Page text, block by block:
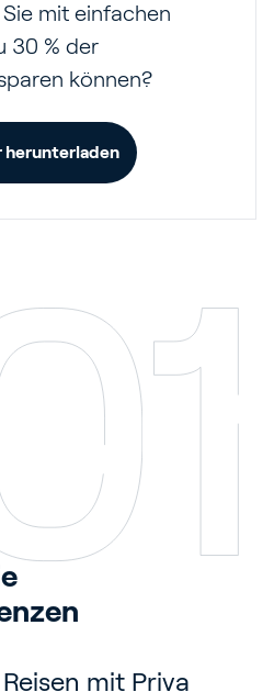
mit einfachen
30 % der
können?
herunterladen
mit Priva